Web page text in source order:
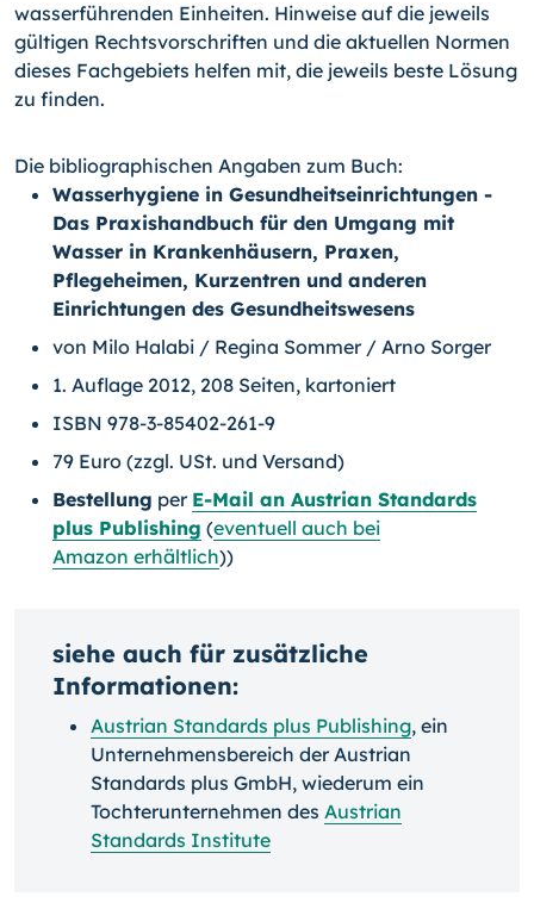
wasserführen­den Einheiten. Hinweise auf die jeweils
gültigen Rechtsvorschriften und die aktuellen Normen
dieses Fachgebiets helfen mit, die jeweils beste Lösung
zu finden.
Die bibliographischen Angaben zum Buch:
Wasserhygiene in Gesundheitseinrichtungen -
Das Praxishandbuch für den Umgang mit
Wasser in Krankenhäusern, Praxen,
Pflegeheimen, Kur­zentren und anderen
Einrichtungen des Gesundheitswesens
von Milo Halabi / Regina Sommer / Arno Sorger
1. Auflage 2012, 208 Seiten, kartoniert
ISBN 978-3-85402-261-9
79 Euro (zzgl. USt. und Versand)
Bestellung per E-Mail an Austrian Standards
plus Publishing (eventuell auch bei
Amazon erhältlich))
siehe auch für zusätzliche
Informationen:
Austrian Standards plus Publishing, ein
Unternehmensbereich der Austrian
Standards plus GmbH, wiederum ein
Tochterunternehmen des Austrian
Standards Institute